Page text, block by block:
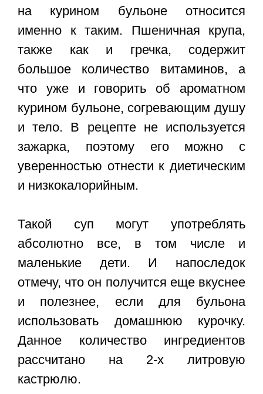
на курином бульоне относится
именно к таким. Пшеничная крупа,
также как и гречка, содержит
большое количество витаминов, а
что уже и говорить об ароматном
курином бульоне, согревающим душу
и тело. В рецепте не используется
зажарка, поэтому его можно с
уверенностью отнести к диетическим
и низкокалорийным.
Такой суп могут употреблять
абсолютно все, в том числе и
маленькие дети. И напоследок
отмечу, что он получится еще вкуснее
и полезнее, если для бульона
использовать домашнюю курочку.
Данное количество ингредиентов
рассчитано на 2-х литровую
кастрюлю.